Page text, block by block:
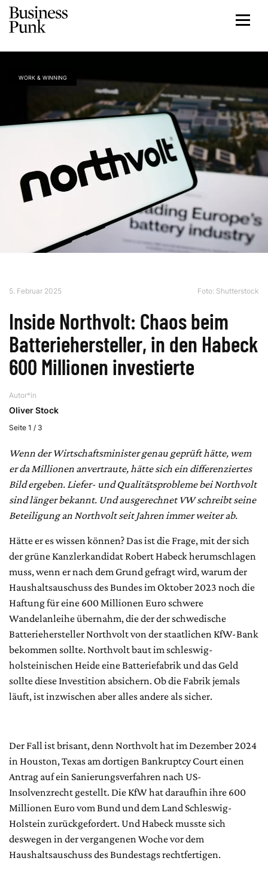
WORK & WINNING
5. Februar 2025 Foto: Shutterstock
Inside Northvolt: Chaos beim
Batteriehersteller, in den Habeck
600 Millionen investierte
Autor*in
Oliver Stock
Seite 1 / 3
Wenn der Wirtschaftsminister genau geprüft hätte, wem
er da Millionen anvertraute, hätte sich ein differenziertes
Bild ergeben. Liefer- und Qualitätsprobleme bei Northvolt
sind länger bekannt. Und ausgerechnet VW schreibt seine
Beteiligung an Northvolt seit Jahren immer weiter ab.
Hätte er es wissen können? Das ist die Frage, mit der sich
der grüne Kanzlerkandidat Robert Habeck herumschlagen
muss, wenn er nach dem Grund gefragt wird, warum der
Haushaltsauschuss des Bundes im Oktober 2023 noch die
Haftung für eine 600 Millionen Euro schwere
Wandelanleihe übernahm, die der der schwedische
Batteriehersteller Northvolt von der staatlichen KfW-Bank
bekommen sollte. Northvolt baut im schleswig-
holsteinischen Heide eine Batteriefabrik und das Geld
sollte diese Investition absichern. Ob die Fabrik jemals
läuft, ist inzwischen aber alles andere als sicher.
Der Fall ist brisant, denn Northvolt hat im Dezember 2024
in Houston, Texas am dortigen Bankruptcy Court einen
Antrag auf ein Sanierungsverfahren nach US-
Insolvenzrecht gestellt. Die KfW hat daraufhin ihre 600
Millionen Euro vom Bund und dem Land Schleswig-
Holstein zurückgefordert. Und Habeck musste sich
deswegen in der vergangenen Woche vor dem
Haushaltsauschuss des Bundestags rechtfertigen.